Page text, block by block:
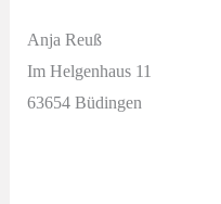
Anja Reuß
Im Helgenhaus 11
63654 Büdingen